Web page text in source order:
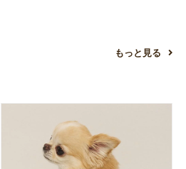
もっと見る